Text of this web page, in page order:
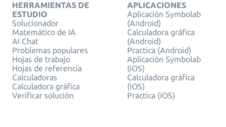
HERRAMIENTAS DE
ESTUDIO
Solucionador
Matemático de IA
AI Chat
Problemas populares
Hojas de trabajo
Hojas de referencia
Calculadoras
Calculadora gráfica
Verificar solución
APLICACIONES
Aplicación Symbolab
(Android)
Calculadora gráfica
(Android)
Practica (Android)
Aplicación Symbolab
(iOS)
Calculadora gráfica
(iOS)
Practica (iOS)